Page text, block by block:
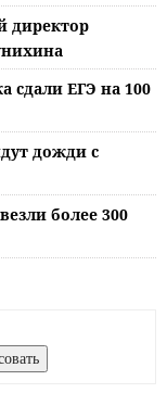
директор
сдали ЕГЭ на 100
дожди с
более 300